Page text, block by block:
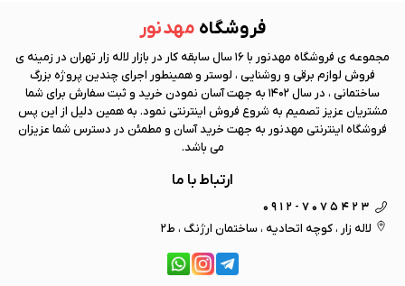
فروشگاه مهد نور
مجموعه ی فروشگاه مهد نور
با 16 سال سابقه کار در بازار لاله زار تهران در زمینه ی
فروش لوازم برقی و روشنایی ، لوستر و همینطور اجرای چندین پروژه بزرگ
ساختمانی ، در سال 1402 به جهت آسان نمودن خرید و ثبت سفارش برای شما
مشتریان عزیز تصمیم به شروع فروش اینترنتی نمود. به همین دلیل از این پس
فروشگاه اینترنتی مهد نور به جهت خرید آسان و مطمئن در دسترس شما عزیزان
می باشد.
ارتباط با ما
0912-7075423
لاله زار ، کوچه اتحادیه ، ساختمان ارژنگ ، ط2